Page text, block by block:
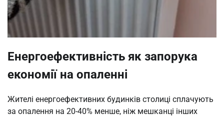
Енергоефективність як запорука
економії на опаленні
Жителі енергоефективних будинків столиці сплачують
за опалення на 20-40% менше, ніж мешканці інших